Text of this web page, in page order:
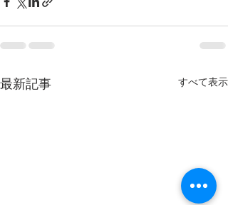
最新記事 すべて表示